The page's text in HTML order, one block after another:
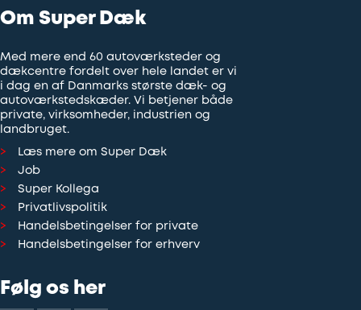
Om Super Dæk
Med mere end 60 autoværksteder og
dækcentre fordelt over hele landet er vi
i dag en af Danmarks største dæk- og
autoværkstedskæder. Vi betjener både
private, virksomheder, industrien og
landbruget.
Læs mere om Super Dæk
Job
Super Kollega
Privatlivspolitik
Handelsbetingelser for private
Handelsbetingelser for erhverv
Følg os her